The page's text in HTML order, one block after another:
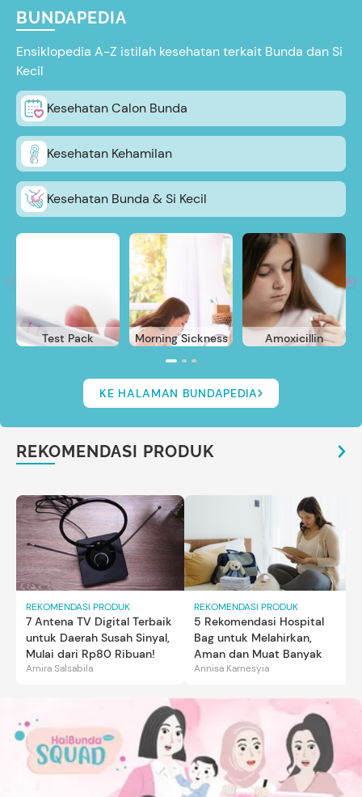
BUNDAPEDIA
Ensiklopedia A-Z istilah kesehatan terkait Bunda dan Si
Kecil
Kesehatan Calon Bunda
Kesehatan Kehamilan
Kesehatan Bunda & Si Kecil
Test Pack Morning Sickness Amoxicillin
KE HALAMAN BUNDAPEDIA
REKOMENDASI PRODUK
REKOMENDASI PRODUK
7 Antena TV Digital Terbaik
untuk Daerah Susah Sinyal,
Mulai dari Rp80 Ribuan!
Amira Salsabila
REKOMENDASI PRODUK
5 Rekomendasi Hospital
Bag untuk Melahirkan,
Aman dan Muat Banyak
Annisa Karnesyia